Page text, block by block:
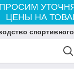
ЦЕНЫ НА